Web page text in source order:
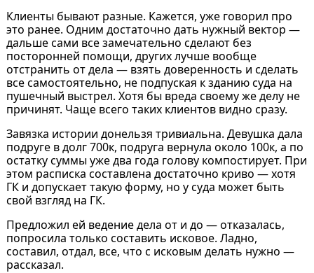
Клиенты бывают разные. Кажется, уже говорил про
это ранее. Одним достаточно дать нужный вектор —
дальше сами все замечательно сделают без
посторонней помощи, других лучше вообще
отстранить от дела — взять доверенность и сделать
все самостоятельно, не подпуская к зданию суда на
пушечный выстрел. Хотя бы вреда своему же делу не
причинят. Чаще всего таких клиентов видно сразу.
Завязка истории донельзя тривиальна. Девушка дала
подруге в долг 700к, подруга вернула около 100к, а по
остатку суммы уже два года голову компостирует. При
этом расписка составлена достаточно криво — хотя
ГК и допускает такую форму, но у суда может быть
свой взгляд на ГК.
Предложил ей ведение дела от и до — отказалась,
попросила только составить исковое. Ладно,
составил, отдал, все, что с исковым делать нужно —
рассказал.